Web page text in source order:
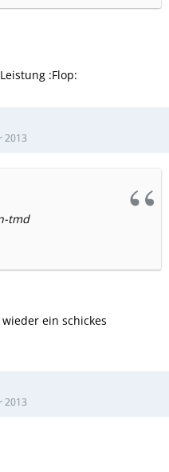
:Flop:
2013
tmd
ein schickes
2013